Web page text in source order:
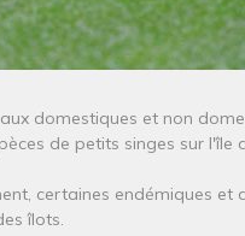
domestiques et non
de petits singes sur l'île
certaines endémiques et
îlots.